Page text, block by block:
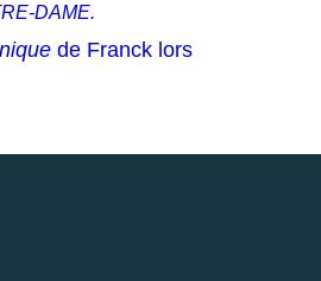
DAME.
de Franck lors